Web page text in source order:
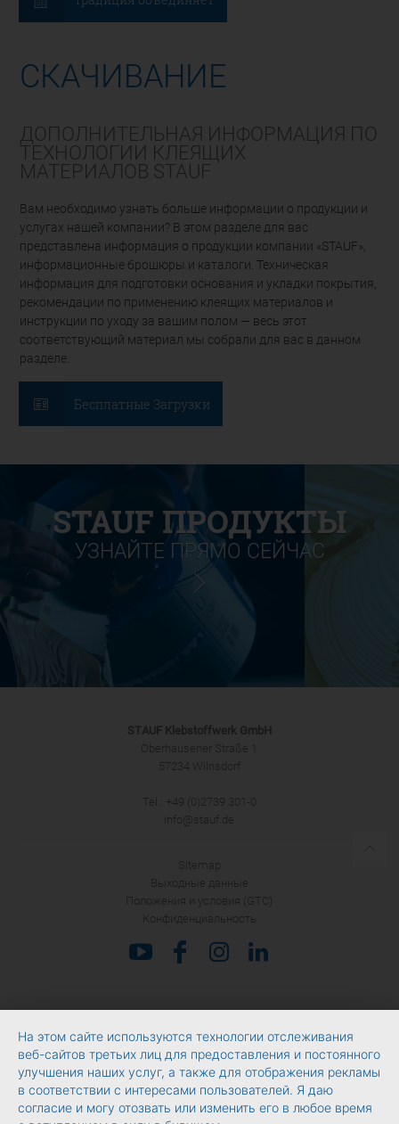
СКАЧИВАНИЕ
ДОПОЛНИТЕЛЬНАЯ ИНФОРМАЦИЯ ПО
ТЕХНОЛОГИИ КЛЕЯЩИХ
МАТЕРИАЛОВ STAUF
Вам необходимо узнать больше информации о продукции и
услугах нашей компании? В этом разделе для вас
представлена информация о продукции компании «STAUF»,
информационные брошюры и каталоги. Техническая
информация для подготовки основания и укладки покрытия,
рекомендации по применению клеящих материалов и
инструкции по уходу за вашим полом — весь этот
соответствующий материал мы собрали для вас в данном
разделе.
Бесплатные Загрузки
STAUF ПРОДУКТЫ
УЗНАЙТЕ ПРЯМО СЕЙЧАС
STAUF Klebstoffwerk GmbH
Oberhausener Straße 1
57234 Wilnsdorf
Tel.: +49 (0)2739 301-0
info@stauf.de
Sitemap
Выходные данные
Положения и условия (GTC)
Конфиденциальность
На этом сайте используются технологии отслеживания
веб-сайтов третьих лиц для предоставления и постоянного
улучшения наших услуг, а также для отображения рекламы
в соответствии с интересами пользователей. Я даю
согласие и могу отозвать или изменить его в любое время